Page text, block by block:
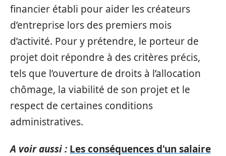
financier établi pour aider les créateurs
d’entreprise lors des premiers mois
d’activité. Pour y prétendre, le porteur de
projet doit répondre à des critères précis,
tels que l’ouverture de droits à l’allocation
chômage, la viabilité de son projet et le
respect de certaines conditions
administratives.
A voir aussi : Les conséquences d'un salaire